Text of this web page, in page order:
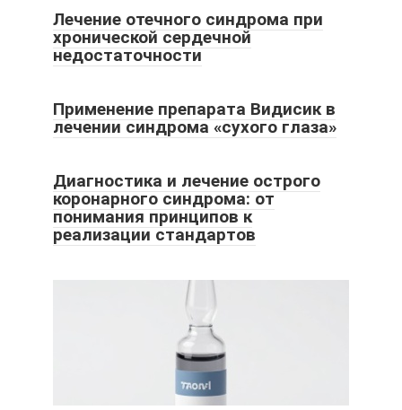
Лечение отечного синдрома при
хронической сердечной
недостаточности
Применение препарата Видисик в
лечении синдрома «сухого глаза»
Диагностика и лечение острого
коронарного синдрома: от
понимания принципов к
реализации стандартов